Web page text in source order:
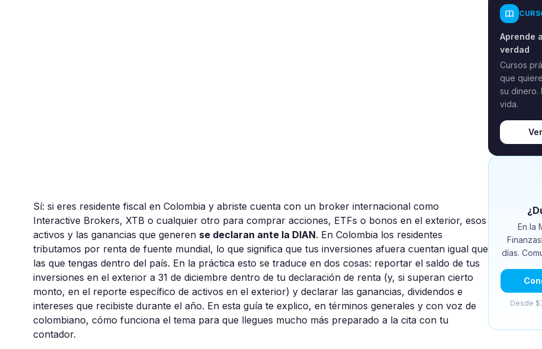
Sí: si eres residente fiscal en Colombia y abriste cuenta con un broker internacional como
Interactive Brokers, XTB o cualquier otro para comprar acciones, ETFs o bonos en el exterior, esos
activos y las ganancias que generen se declaran ante la DIAN. En Colombia los residentes
tributamos por renta de fuente mundial, lo que significa que tus inversiones afuera cuentan igual que
las que tengas dentro del país. En la práctica esto se traduce en dos cosas: reportar el saldo de tus
inversiones en el exterior a 31 de diciembre dentro de tu declaración de renta (y, si superan cierto
monto, en el reporte específico de activos en el exterior) y declarar las ganancias, dividendos e
intereses que recibiste durante el año. En esta guía te explico, en términos generales y con voz de
colombiano, cómo funciona el tema para que llegues mucho más preparado a la cita con tu
contador.
Aprende
verdad
Cursos
que
su dinero.
vida.
En la
días.
Desde